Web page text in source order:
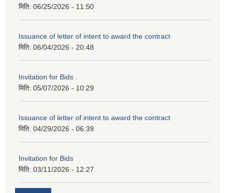
मिति: 06/25/2026 - 11:50
Issuance of letter of intent to award the contract
मिति: 06/04/2026 - 20:48
Invitation for Bids .
मिति: 05/07/2026 - 10:29
Issuance of letter of intent to award the contract
मिति: 04/29/2026 - 06:39
Invitation for Bids
मिति: 03/11/2026 - 12:27